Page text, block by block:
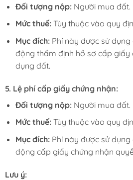
Đối tượng nộp:Người mua đất.
Mức thuế:Tùy thuộc vào quy
Mục đích:Phí này được sử
động thẩm định hồ sơ cấp giấy
dụng đất.
5. Lệ phí cấp giấy chứng nhận:
Đối tượng nộp:Người mua đất.
Mức thuế:Tùy thuộc vào quy
Mục đích:Phí này được sử
động cấp giấy chứng nhận
Lưu ý: